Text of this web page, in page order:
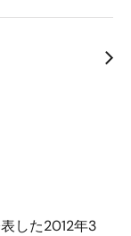
バイス本部
本件事業譲
たが、本日、
した2012年3